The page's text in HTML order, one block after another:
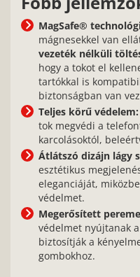
MagSafe®
mágnesekkel van
vezeték nélküli
hogy a tokot el
tartókkal is
biztonságban van
Teljes körű védelem:
tok megvédi a
karcolásoktól,
Átlátszó dizájn lágy
esztétikus
eleganciáját,
védelmet.
Megerősített
védelmet nyújtanak
biztosítják a
gombokhoz.